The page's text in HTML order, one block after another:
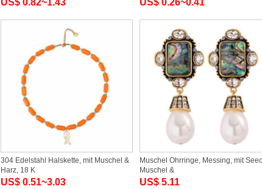
US$ 0.82~1.43 US$ 0.26~0.41
304 Edelstahl Halskette, mit Muschel &
Harz, 18 K
US$ 0.51~3.03
Muschel Ohrringe, Messing, mit
Muschel &
US$ 5.11